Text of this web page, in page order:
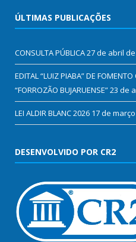
ÚLTIMAS PUBLICAÇÕES
CONSULTA PÚBLICA27 de abril
EDITAL “LUIZ PIABA” DE
“FORROZÃO BUJARUENSE”23 de
LEI ALDIR BLANC 2026 17 de
DESENVOLVIDO POR CR2